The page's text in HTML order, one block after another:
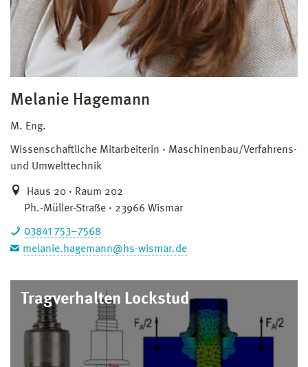
Melanie Hagemann
M. Eng.
Wissenschaftliche Mitarbeiterin
Maschinenbau/Verfahrens-
und Umwelttechnik
Haus 20 · Raum 202
Ph.-Müller-Straße · 23966 Wismar
03841 753–7568
melanie.hagemann@hs-wismar.de
Tragverhalten Lockstud